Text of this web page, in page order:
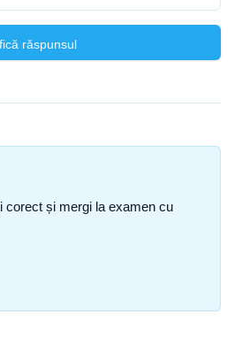
răspunsul
corect și mergi la examen cu